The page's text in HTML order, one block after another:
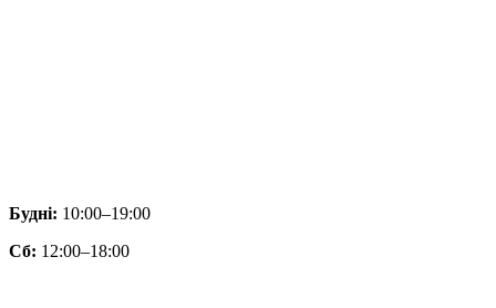
Будні: 10:00–19:00
Сб: 12:00–18:00